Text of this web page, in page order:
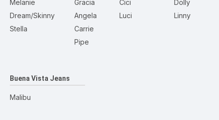
Melanie
Dream/Skinny
Stella
Gracia
Angela
Carrie
Pipe
Cici
Luci
Dolly
Linny
Buena Vista Jeans
Malibu